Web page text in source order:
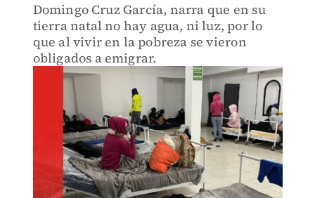
Domingo Cruz García, narra que en su
tierra natal no hay agua, ni luz, por lo
que al vivir en la pobreza se vieron
obligados a emigrar.